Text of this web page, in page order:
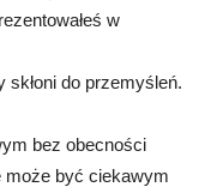
w
skłoni do przemyśleń.
bez obecności
może być ciekawym